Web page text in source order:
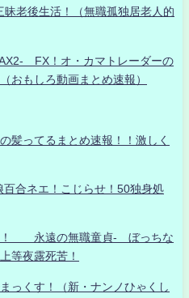
老後生活！（無職孤独居老人的
FX！オ・カマトレーダーの
もしろ動画まとめ速報）
髪ってるまとめ速報！！激しく
合ネエ！こじらせ！50独身処
！ 永遠の無職童貞- ぼっちな
等夜露死苦！
っくす！（新・ナンノひゃくし